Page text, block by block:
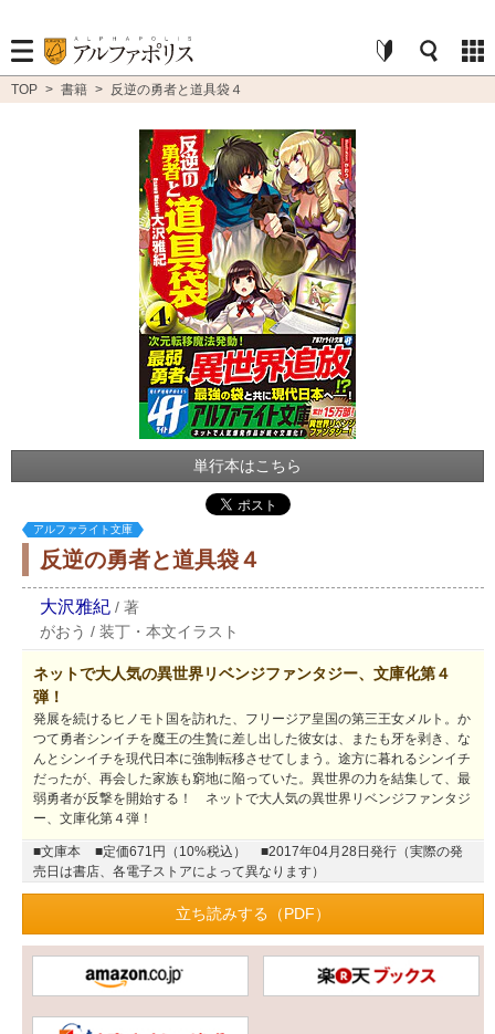
TOP > 書籍 > 反逆の勇者と道具袋４
単行本はこちら
アルファライト文庫
反逆の勇者と道具袋４
大沢雅紀 / 著
がおう / 装丁・本文イラスト
ネットで大人気の異世界リベンジファンタジー、文庫化第４
弾！
発展を続けるヒノモト国を訪れた、フリージア皇国の第三王女メルト。か
つて勇者シンイチを魔王の生贄に差し出した彼女は、またも牙を剥き、な
んとシンイチを現代日本に強制転移させてしまう。途方に暮れるシンイチ
だったが、再会した家族も窮地に陥っていた。異世界の力を結集して、最
弱勇者が反撃を開始する！ ネットで大人気の異世界リベンジファンタジ
ー、文庫化第４弾！
■文庫本 ■定価671円（10%税込）
■2017年04月28日発行（実際の発
売日は書店、各電子ストアによって異なります）
立ち読みする（PDF）